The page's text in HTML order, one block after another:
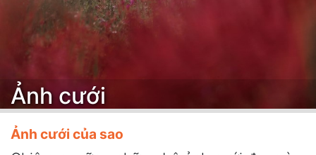
Ảnh cưới
Ảnh cưới của sao